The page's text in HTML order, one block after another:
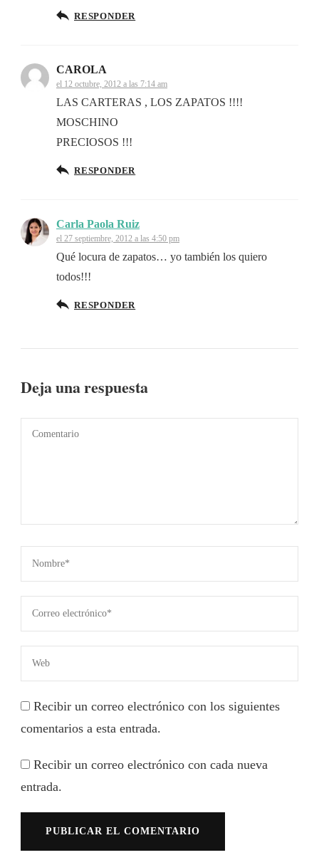
RESPONDER
CAROLA
el 12 octubre, 2012 a las 7:14 am
LAS CARTERAS , LOS ZAPATOS !!!!
MOSCHINO
PRECIOSOS !!!
RESPONDER
Carla Paola Ruiz
el 27 septiembre, 2012 a las 4:50 pm
Qué locura de zapatos… yo también los quiero
todos!!!
RESPONDER
Deja una respuesta
Recibir un correo electrónico con los siguientes
comentarios a esta entrada.
Recibir un correo electrónico con cada nueva
entrada.